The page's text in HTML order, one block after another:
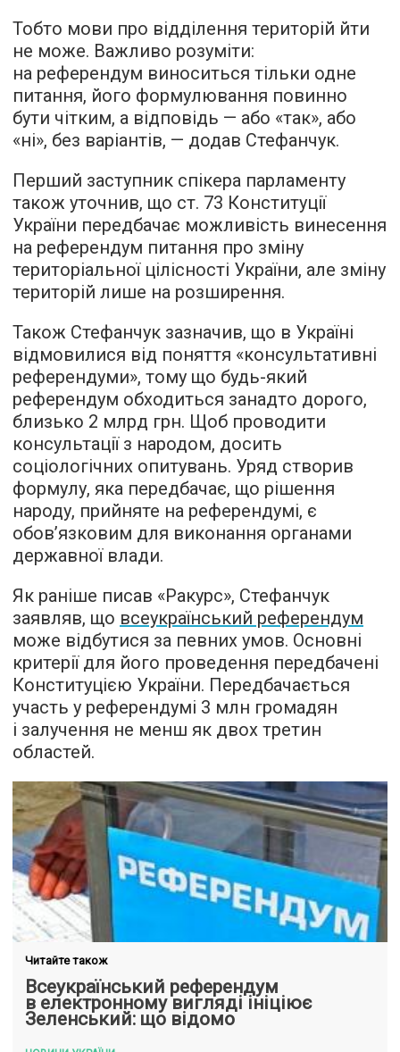
Тобто мови про відділення територій йти
не може. Важливо розуміти:
на референдум виноситься тільки одне
питання, його формулювання повинно
бути чітким, а відповідь — або «так», або
«ні», без варіантів, — додав Стефанчук.
Перший заступник спікера парламенту
також уточнив, що ст. 73 Конституції
України передбачає можливість винесення
на референдум питання про зміну
територіальної цілісності України, але зміну
територій лише на розширення.
Також Стефанчук зазначив, що в Україні
відмовилися від поняття «консультативні
референдуми», тому що будь-який
референдум обходиться занадто дорого,
близько 2 млрд грн. Щоб проводити
консультації з народом, досить
соціологічних опитувань. Уряд створив
формулу, яка передбачає, що рішення
народу, прийняте на референдумі, є
обов’язковим для виконання органами
державної влади.
Як раніше писав «Ракурс», Стефанчук
заявляв, що всеукраїнський референдум
може відбутися за певних умов. Основні
критерії для його проведення передбачені
Конституцією України. Передбачається
участь у референдумі 3 млн громадян
і залучення не менш як двох третин
областей.
Читайте також
Всеукраїнський референдум
в електронному вигляді ініціює
Зеленський: що відомо